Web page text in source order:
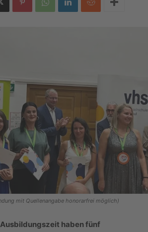
mit Quellenangabe honorarfrei möglich)
haben fünf